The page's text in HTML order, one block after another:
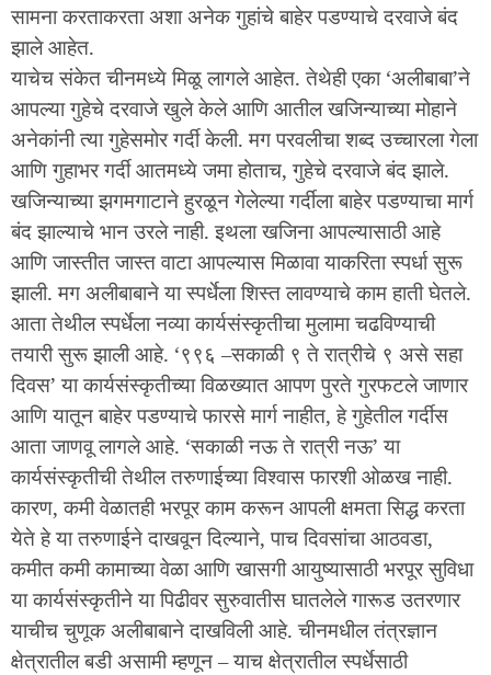
सामना करताकरता अशा अनेक गुहांचे बाहेर पडण्याचे दरवाजे बंद
झाले आहेत.
याचेच संकेत चीनमध्ये मिळू लागले आहेत. तेथेही एका ‘अलीबाबा’ने
आपल्या गुहेचे दरवाजे खुले केले आणि आतील खजिन्याच्या मोहाने
अनेकांनी त्या गुहेसमोर गर्दी केली. मग परवलीचा शब्द उच्चारला गेला
आणि गुहाभर गर्दी आतमध्ये जमा होताच, गुहेचे दरवाजे बंद झाले.
खजिन्याच्या झगमगाटाने हुरळून गेलेल्या गर्दीला बाहेर पडण्याचा मार्ग
बंद झाल्याचे भान उरले नाही. इथला खजिना आपल्यासाठी आहे
आणि जास्तीत जास्त वाटा आपल्यास मिळावा याकरिता स्पर्धा सुरू
झाली. मग अलीबाबाने या स्पर्धेला शिस्त लावण्याचे काम हाती घेतले.
आता तेथील स्पर्धेला नव्या कार्यसंस्कृतीचा मुलामा चढविण्याची
तयारी सुरू झाली आहे. ‘९९६ –सकाळी ९ ते रात्रीचे ९ असे सहा
दिवस’ या कार्यसंस्कृतीच्या विळख्यात आपण पुरते गुरफटले जाणार
आणि यातून बाहेर पडण्याचे फारसे मार्ग नाहीत, हे गुहेतील गर्दीस
आता जाणवू लागले आहे. ‘सकाळी नऊ ते रात्री नऊ’ या
कार्यसंस्कृतीची तेथील तरुणाईच्या विश्वास फारशी ओळख नाही.
कारण, कमी वेळातही भरपूर काम करून आपली क्षमता सिद्ध करता
येते हे या तरुणाईने दाखवून दिल्याने, पाच दिवसांचा आठवडा,
कमीत कमी कामाच्या वेळा आणि खासगी आयुष्यासाठी भरपूर सुविधा
या कार्यसंस्कृतीने या पिढीवर सुरुवातीस घातलेले गारूड उतरणार
याचीच चुणूक अलीबाबाने दाखविली आहे. चीनमधील तंत्रज्ञान
क्षेत्रातील बडी असामी म्हणून – याच क्षेत्रातील स्पर्धेसाठी